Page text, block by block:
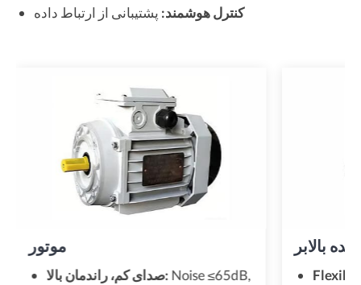
کنترل هوشمند: پشتیبانی از ارتباط داده
موتور
صدای کم، راندمان بالا:Noise ≤65dB,
بالابر